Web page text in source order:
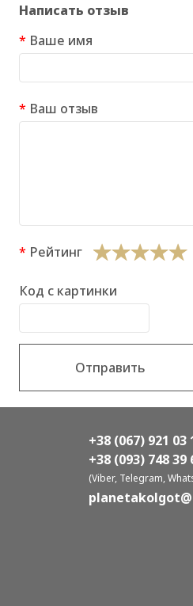
Написать отзыв
Ваше имя
Ваш отзыв
Рейтинг
Код с картинки
Отправить
+38 (067) 921 03
+38 (093) 748 39
(Viber, Telegram,